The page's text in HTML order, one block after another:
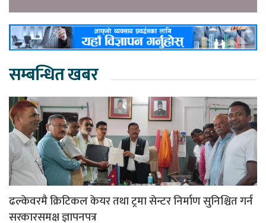
सम्बन्धित खबर
ढल्केवरमै क्रिटिकल केयर तथा ट्रमा सेन्टर निर्माण सुनिश्चित गर्न
सरकारसमक्ष ज्ञापनपत्र